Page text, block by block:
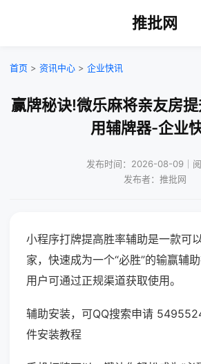
推批网
首页 > 资讯中心 > 企业快讯
赢牌秘诀!微乐麻将亲友房
用辅牌器-企业
发布时间：2026-08-09｜
发布者：推批网
小程序打牌提高胜率辅助是一款可
家，快速成为一个“必胜”的输赢辅
用户可通过正规渠道获取使用。
辅助安装，可QQ搜索申请
件安装教程